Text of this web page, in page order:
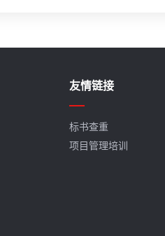
友情链接
标书查重
项目管理培训